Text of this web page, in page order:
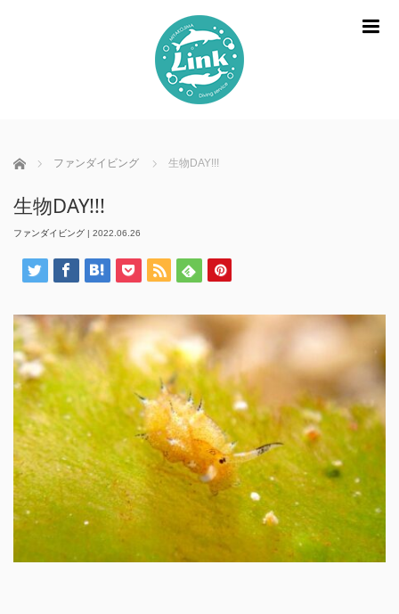
ホーム ファンダイビング 生物DAY!!!
生物DAY!!!
ファンダイビング | 2022.06.26